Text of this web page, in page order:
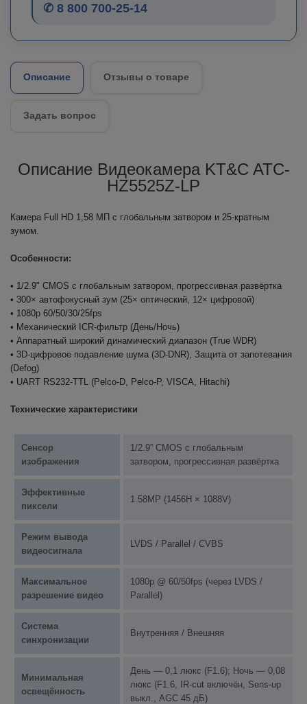
✆ 8 800 700-25-14
Описание Отзывы о товаре
Задать вопрос
Описание Видеокамера KT&C ATC-
HZ5525Z-LP
Камера Full HD 1,58 МП с глобальным затвором и 25-кратным
зумом.
Особенности:
• 1/2.9" CMOS с глобальным затвором, прогрессивная развёртка
• 300× автофокусный зум (25× оптический, 12× цифровой)
• 1080p 60/50/30/25fps
• Механический ICR-фильтр (День/Ночь)
• Аппаратный широкий динамический диапазон (True WDR)
• 3D-цифровое подавление шума (3D-DNR), Защита от запотевания
(Defog)
• UART RS232-TTL (Pelco-D, Pelco-P, VISCA, Hitachi)
Технические характеристики
Сенсор
изображения
1/2.9” CMOS с глобальным
затвором, прогрессивная развёртка
Эффективные
пиксели
1.58MP (1456H × 1088V)
Режим вывода
видеосигнала
LVDS / Parallel / CVBS
Максимальное
разрешение видео
1080p @ 60/50fps (через LVDS /
Parallel)
Система
синхронизации
Внутренняя / Внешняя
Минимальная
освещённость
День — 0,1 люкс (F1.6); Ночь — 0,08
люкс (F1.6, IR-cut включён, Sens-up
выкл., AGC 45 дБ)